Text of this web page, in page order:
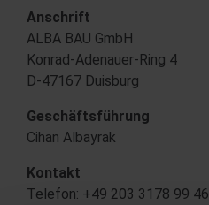
Anschrift
ALBA BAU GmbH
Konrad-Adenauer-Ring 4
D-47167 Duisburg
Geschäftsführung
Cihan Albayrak
Kontakt
Telefon: +49 203 3178 99 46